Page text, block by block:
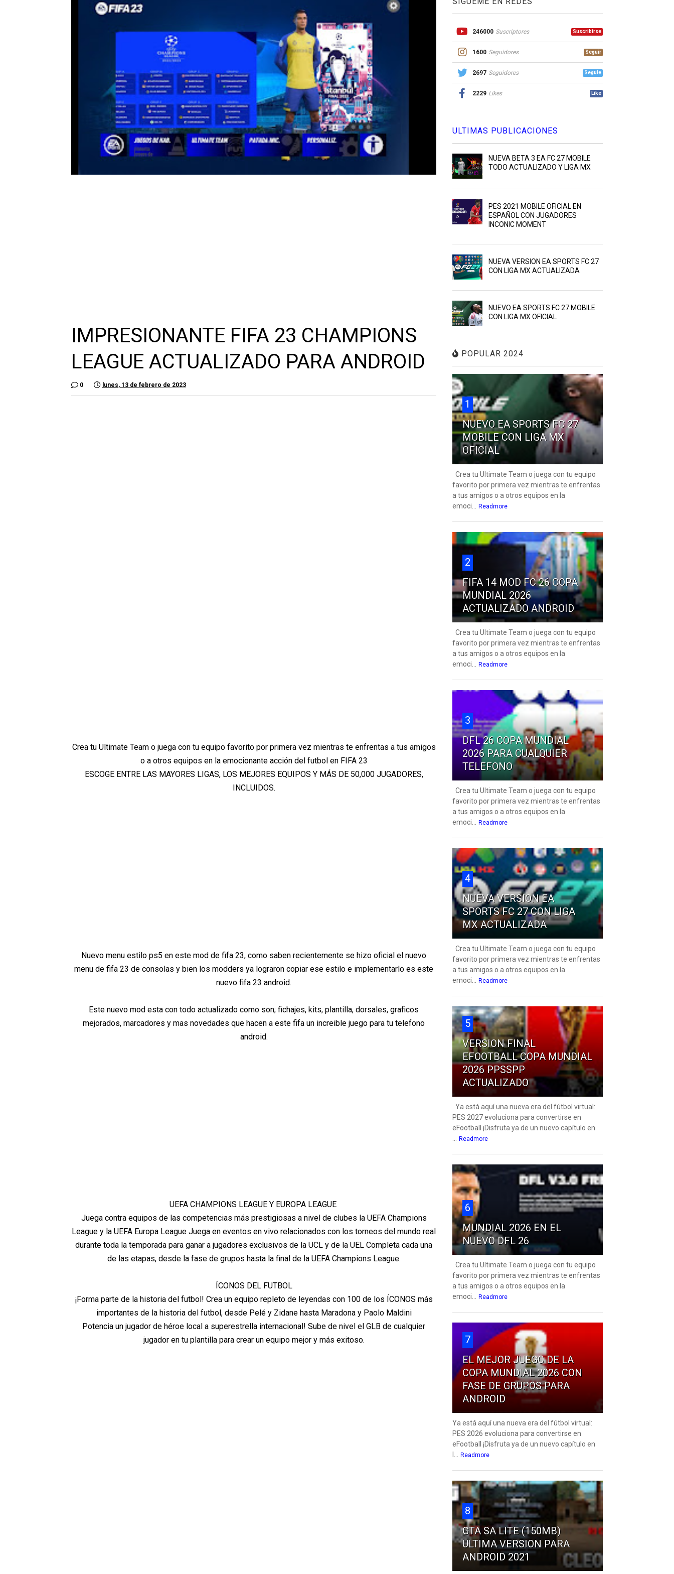
IMPRESIONANTE FIFA 23 CHAMPIONS
LEAGUE ACTUALIZADO PARA ANDROID
0 lunes, 13 de febrero de 2023
Crea tu Ultimate Team o juega con tu equipo favorito por primera vez mientras te enfrentas a tus amigos
o a otros equipos en la emocionante acción del futbol en FIFA 23
ESCOGE ENTRE LAS MAYORES LIGAS, LOS MEJORES EQUIPOS Y MÁS DE 50,000 JUGADORES,
INCLUIDOS.
Nuevo menu estilo ps5 en este mod de fifa 23, como saben recientemente se hizo oficial el nuevo
menu de fifa 23 de consolas y bien los modders ya lograron copiar ese estilo e implementarlo es este
nuevo fifa 23 android.
Este nuevo mod esta con todo actualizado como son; fichajes, kits, plantilla, dorsales, graficos
mejorados, marcadores y mas novedades que hacen a este fifa un increible juego para tu telefono
android.
UEFA CHAMPIONS LEAGUE Y EUROPA LEAGUE
Juega contra equipos de las competencias más prestigiosas a nivel de clubes la UEFA Champions
League y la UEFA Europa League Juega en eventos en vivo relacionados con los torneos del mundo real
durante toda la temporada para ganar a jugadores exclusivos de la UCL y de la UEL Completa cada una
de las etapas, desde la fase de grupos hasta la final de la UEFA Champions League.
ÍCONOS DEL FUTBOL
¡Forma parte de la historia del futbol! Crea un equipo repleto de leyendas con 100 de los ÍCONOS más
importantes de la historia del futbol, desde Pelé y Zidane hasta Maradona y Paolo Maldini
Potencia un jugador de héroe local a superestrella internacional! Sube de nivel el GLB de cualquier
jugador en tu plantilla para crear un equipo mejor y más exitoso.
246000 Suscriptores Suscribirse
1600 Seguidores Seguir
2697 Seguidores Seguie
2229 Likes Like
ULTIMAS PUBLICACIONES
NUEVA BETA 3 EA FC 27 MOBILE
TODO ACTUALIZADO Y LIGA MX
PES 2021 MOBILE OFICIAL EN
ESPAÑOL CON JUGADORES
INCONIC MOMENT
NUEVA VERSION EA SPORTS FC 27
CON LIGA MX ACTUALIZADA
NUEVO EA SPORTS FC 27 MOBILE
CON LIGA MX OFICIAL
POPULAR 2024
1
NUEVO EA SPORTS FC 27
MOBILE CON LIGA MX
OFICIAL
Crea tu Ultimate Team o juega con tu equipo
favorito por primera vez mientras te enfrentas
a tus amigos o a otros equipos en la
emoci...
Readmore
2
FIFA 14 MOD FC 26 COPA
MUNDIAL 2026
ACTUALIZADO ANDROID
Crea tu Ultimate Team o juega con tu equipo
favorito por primera vez mientras te enfrentas
a tus amigos o a otros equipos en la
emoci...
Readmore
3
DFL 26 COPA MUNDIAL
2026 PARA CUALQUIER
TELEFONO
Crea tu Ultimate Team o juega con tu equipo
favorito por primera vez mientras te enfrentas
a tus amigos o a otros equipos en la
emoci...
Readmore
4
NUEVA VERSION EA
SPORTS FC 27 CON LIGA
MX ACTUALIZADA
Crea tu Ultimate Team o juega con tu equipo
favorito por primera vez mientras te enfrentas
a tus amigos o a otros equipos en la
emoci...
Readmore
5
VERSION FINAL
EFOOTBALL COPA MUNDIAL
2026 PPSSPP
ACTUALIZADO
Ya está aquí una nueva era del fútbol virtual:
PES 2027 evoluciona para convertirse en
eFootball ¡Disfruta ya de un nuevo capítulo en
Readmore
6
MUNDIAL 2026 EN EL
NUEVO DFL 26
Crea tu Ultimate Team o juega con tu equipo
favorito por primera vez mientras te enfrentas
a tus amigos o a otros equipos en la
emoci...
Readmore
7
EL MEJOR JUEGO DE LA
COPA MUNDIAL 2026 CON
FASE DE GRUPOS PARA
ANDROID
Ya está aquí una nueva era del fútbol virtual:
PES 2026 evoluciona para convertirse en
eFootball ¡Disfruta ya de un nuevo capítulo en
Readmore
8
GTA SA LITE (150MB)
ULTIMA VERSION PARA
ANDROID 2021